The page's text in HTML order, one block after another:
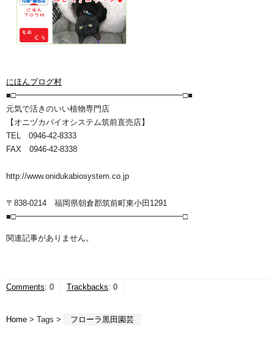
にほんブログ村
■□━━━━━━━━━━━━━━━━━━━━━□■
元気で活きのいい植物専門店
【オニヅカバイオシステム筑前直売店】
TEL 0946-42-8333
FAX 0946-42-8338
http://www.onidukabiosystem.co.jp
〒838-0214 福岡県朝倉郡筑前町東小田1291
■□━━━━━━━━━━━━━━━━━━━━━□
関連記事がありません。
Comments: 0 Trackbacks: 0
Home > Tags > フローラ黒田園芸